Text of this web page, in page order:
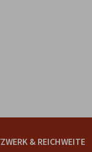
& REICHWEITE